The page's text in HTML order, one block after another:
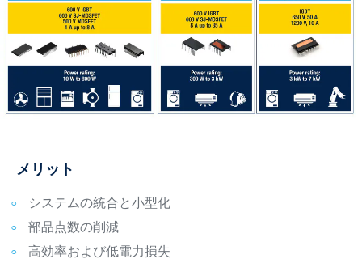
メリット
システムの統合と小型化
部品点数の削減
高効率および低電力損失